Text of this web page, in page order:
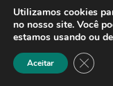
Utilizamos cookies
no nosso site. Você
estamos usando ou
Aceitar Close